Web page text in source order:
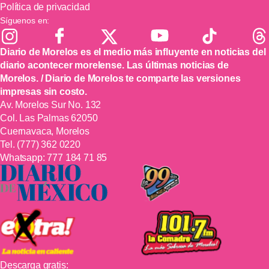
Política de privacidad
Síguenos en:
Diario de Morelos es el medio más influyente en noticias del
diario acontecer morelense. Las últimas noticias de
Morelos. / Diario de Morelos te comparte las versiones
impresas sin costo.
Av. Morelos Sur No. 132
Col. Las Palmas 62050
Cuernavaca, Morelos
Tel. (777) 362 0220
Whatsapp:777 184 71 85
Descarga gratis: